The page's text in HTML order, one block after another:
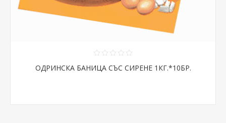
ОДРИНСКА БАНИЦА СЪС СИРЕНЕ 1КГ.*10БР.